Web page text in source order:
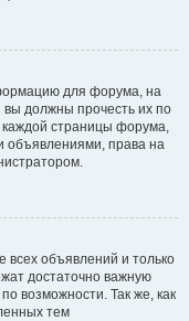
для форума, на
должны прочесть их по
страницы форума,
объявлениями, права на
объявлений и только
достаточно важную
возможности. Так же, как
тем